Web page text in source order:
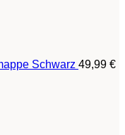
Schwarz 49,99 €